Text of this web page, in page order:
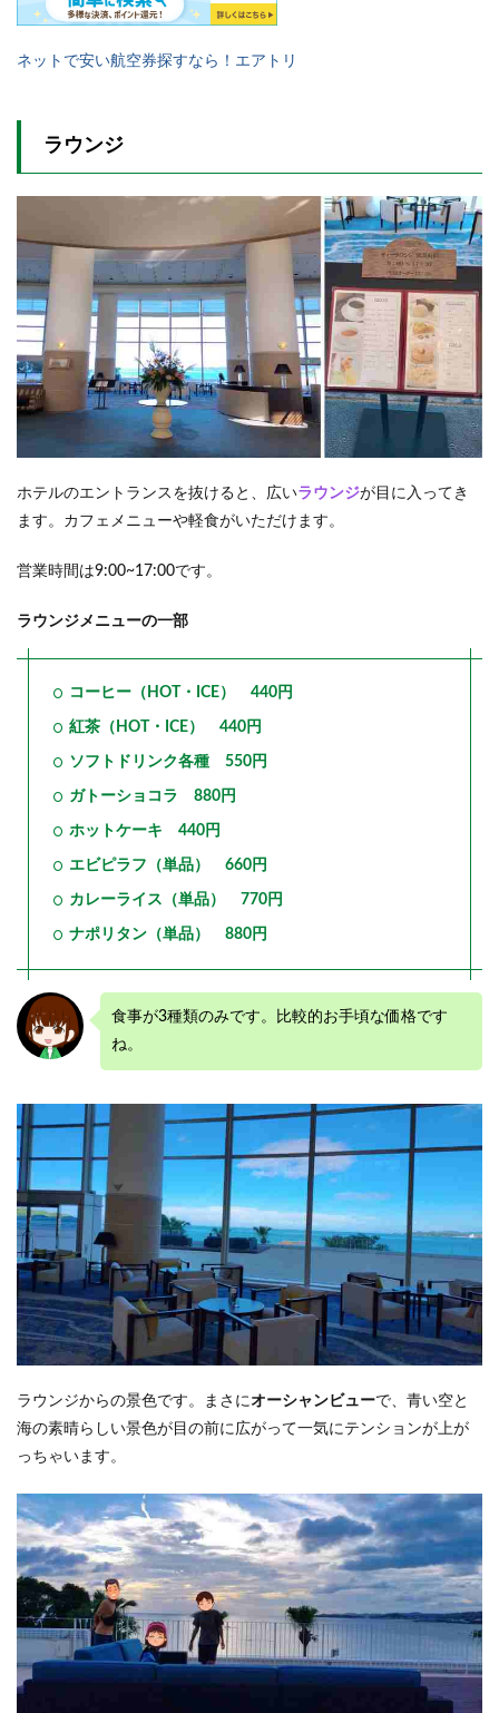
ネットで安い航空券探すなら！エアトリ
ラウンジ
ホテルのエントランスを抜けると、広いラウンジが目に入ってき
ます。カフェメニューや軽食がいただけます。
営業時間は9:00~17:00です。
ラウンジメニューの一部
コーヒー（HOT・ICE） 440円
紅茶（HOT・ICE） 440円
ソフトドリンク各種 550円
ガトーショコラ 880円
ホットケーキ 440円
エビピラフ（単品） 660円
カレーライス（単品） 770円
ナポリタン（単品） 880円
食事が3種類のみです。比較的お手頃な価格です
ね。
ラウンジからの景色です。まさにオーシャンビューで、青い空と
海の素晴らしい景色が目の前に広がって一気にテンションが上が
っちゃいます。